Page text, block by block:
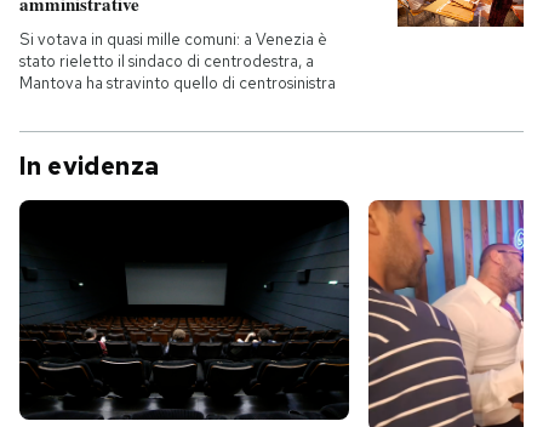
Si votava in quasi mille comuni: a Venezia è
stato rieletto il sindaco di centrodestra, a
Mantova ha stravinto quello di centrosinistra
In evidenza